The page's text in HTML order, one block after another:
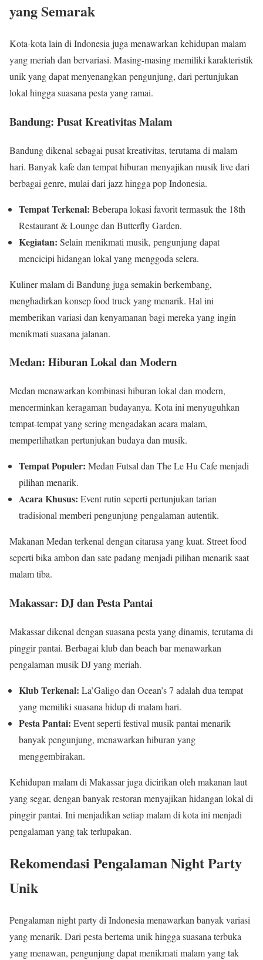
yang Semarak
Kota-kota lain di Indonesia juga menawarkan kehidupan malam
yang meriah dan bervariasi. Masing-masing memiliki karakteristik
unik yang dapat menyenangkan pengunjung, dari pertunjukan
lokal hingga suasana pesta yang ramai.
Bandung: Pusat Kreativitas Malam
Bandung dikenal sebagai pusat kreativitas, terutama di malam
hari. Banyak kafe dan tempat hiburan menyajikan musik live dari
berbagai genre, mulai dari jazz hingga pop Indonesia.
Tempat Terkenal: Beberapa lokasi favorit termasuk the 18th
Restaurant & Lounge dan Butterfly Garden.
Kegiatan: Selain menikmati musik, pengunjung dapat
mencicipi hidangan lokal yang menggoda selera.
Kuliner malam di Bandung juga semakin berkembang,
menghadirkan konsep food truck yang menarik. Hal ini
memberikan variasi dan kenyamanan bagi mereka yang ingin
menikmati suasana jalanan.
Medan: Hiburan Lokal dan Modern
Medan menawarkan kombinasi hiburan lokal dan modern,
mencerminkan keragaman budayanya. Kota ini menyuguhkan
tempat-tempat yang sering mengadakan acara malam,
memperlihatkan pertunjukan budaya dan musik.
Tempat Populer: Medan Futsal dan The Le Hu Cafe menjadi
pilihan menarik.
Acara Khusus: Event rutin seperti pertunjukan tarian
tradisional memberi pengunjung pengalaman autentik.
Makanan Medan terkenal dengan citarasa yang kuat. Street food
seperti bika ambon dan sate padang menjadi pilihan menarik saat
malam tiba.
Makassar: DJ dan Pesta Pantai
Makassar dikenal dengan suasana pesta yang dinamis, terutama di
pinggir pantai. Berbagai klub dan beach bar menawarkan
pengalaman musik DJ yang meriah.
Klub Terkenal: La’Galigo dan Ocean’s 7 adalah dua tempat
yang memiliki suasana hidup di malam hari.
Pesta Pantai: Event seperti festival musik pantai menarik
banyak pengunjung, menawarkan hiburan yang
menggembirakan.
Kehidupan malam di Makassar juga dicirikan oleh makanan laut
yang segar, dengan banyak restoran menyajikan hidangan lokal di
pinggir pantai. Ini menjadikan setiap malam di kota ini menjadi
pengalaman yang tak terlupakan.
Rekomendasi Pengalaman Night Party
Unik
Pengalaman night party di Indonesia menawarkan banyak variasi
yang menarik. Dari pesta bertema unik hingga suasana terbuka
yang menawan, pengunjung dapat menikmati malam yang tak